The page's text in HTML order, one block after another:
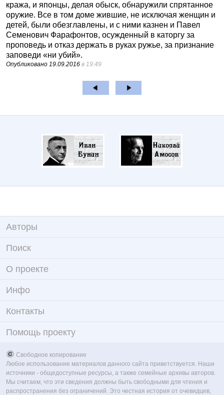
кража, и японцы, делая обыск, обнаружили спрятанное
оружие. Все в том доме жившие, не исключая женщин и
детей, были обезглавлены, и с ними казнен и Павел
Семенович Фарафонтов, осужденный в каторгу за
проповедь и отказ держать в руках ружье, за признание
заповеди «ни убий».
Опубликовано 19.09.2016 в 19:49
Авторы
Поиск
О проекте
Инфо
Контакты
Помощь проекту
Свободное копирование
Любое использование материалов данного сайта приветствуется. Наши
источники - общедоступные ресурсы, а также семейные архивы авторов.
Мы считаем, что эти сведения должны быть свободными для чтения и
распространения без ограничений. Это честная история от очевидцев,